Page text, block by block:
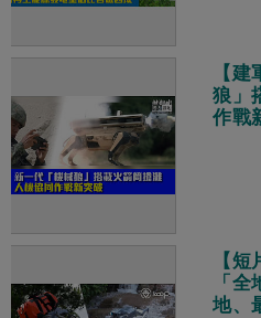
【
狼」
作戰
【
「
地、